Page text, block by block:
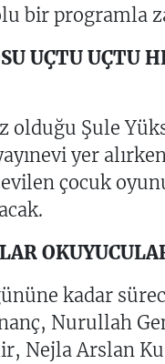
bir programla
UÇTU UÇTU
olduğu Şule
yer
çocuk
kadar
Nurullah
Nejla Arslan